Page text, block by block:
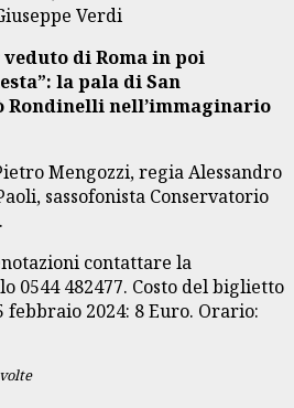
Verdi
veduto di Roma in poi
la pala di San
Rondinelli nell’immaginario
Mengozzi, regia Alessandro
sassofonista Conservatorio
contattare la
0544 482477. Costo del biglietto
2024: 8 Euro. Orario: